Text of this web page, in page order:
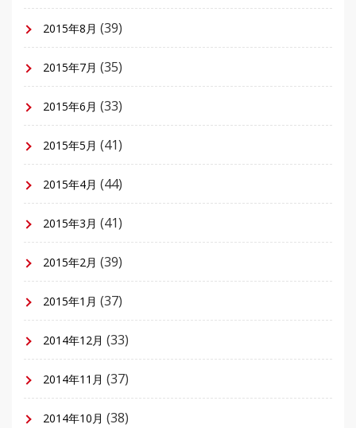
2015年8月 (39)
2015年7月 (35)
2015年6月 (33)
2015年5月 (41)
2015年4月 (44)
2015年3月 (41)
2015年2月 (39)
2015年1月 (37)
2014年12月 (33)
2014年11月 (37)
2014年10月 (38)